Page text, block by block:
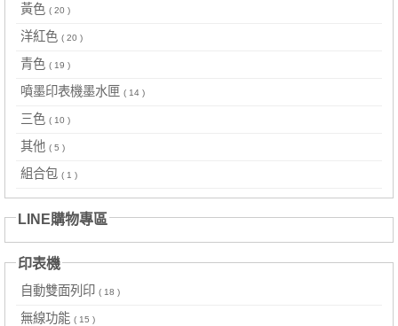
黃色 ( 20 )
洋紅色 ( 20 )
青色 ( 19 )
噴墨印表機墨水匣 ( 14 )
三色 ( 10 )
其他 ( 5 )
組合包 ( 1 )
LINE購物專區
印表機
自動雙面列印 ( 18 )
無線功能 ( 15 )